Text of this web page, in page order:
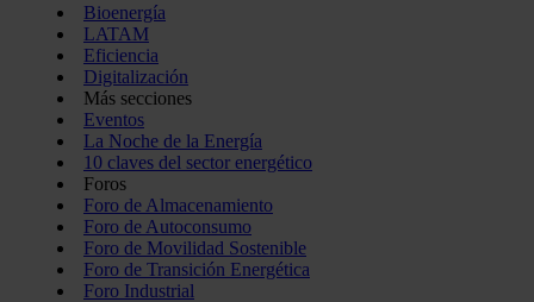
Bioenergía
LATAM
Eficiencia
Digitalización
Más secciones
Eventos
La Noche de la Energía
10 claves del sector energético
Foros
Foro de Almacenamiento
Foro de Autoconsumo
Foro de Movilidad Sostenible
Foro de Transición Energética
Foro Industrial